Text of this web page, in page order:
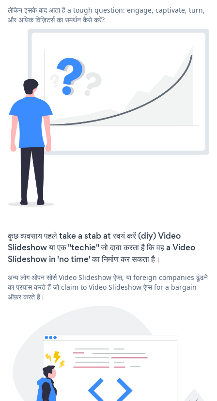
लेकिन इसके बाद आता है a tough question: engage, captivate, turn,
और अधिक विज़िटर्स का समर्थन कैसे करें?
कुछ व्यवसाय पहले take a stab at स्वयं करें (diy) Video
Slideshow या एक "techie" जो दावा करता है कि वह a Video
Slideshow in 'no time' का निर्माण कर सकता है।
अन्य लोग ओपन सोर्स Video Slideshow ऐप्स, या foreign companies ढूंढने
का प्रयास करते हैं जो claim to Video Slideshow ऐप्स for a bargain
ऑफ़र करते हैं।